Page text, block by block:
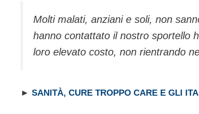
Molti malati, anziani e soli, non
hanno contattato il nostro sportello
loro elevato costo, non rientrando
► SANITÀ, CURE TROPPO CARE E GLI